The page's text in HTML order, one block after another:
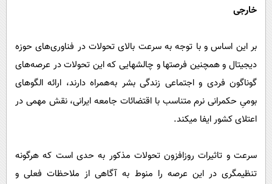
خارجی
بر این اساس و با توجه به سرعت بالای تحولات در فناوری‌های حوزه
دیجیتال و همچنین فرصت­ها و چالش­هایی که این تحولات در عرصه­‌های
گوناگون فردی و اجتماعی زندگی بشر به‌­همراه دارند، ارائه الگوهای
بومیِ حکمرانی نرم متناسب با اقتضائات جامعه ایرانی، نقش مهمی در
اعتلای کشور ایفا می­کند.
سرعت و تاثیرات روزافزون تحولات مذکور به­ حدی است که هرگونه
تنظیم­گری در این عرصه را منوط به آگاهی از ملاحظات فعلی و